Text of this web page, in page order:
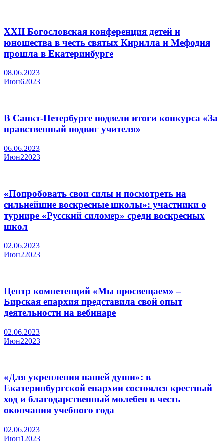
XXII Богословская конференция детей и
юношества в честь святых Кирилла и Мефодия
прошла в Екатеринбурге
08.06.2023
Июн62023
В Санкт-Петербурге подвели итоги конкурса «За
нравственный подвиг учителя»
06.06.2023
Июн22023
«Попробовать свои силы и посмотреть на
сильнейшие воскресные школы»: участники о
турнире «Русский силомер» среди воскресных
школ
02.06.2023
Июн22023
Центр компетенций «Мы просвещаем» –
Бирская епархия представила свой опыт
деятельности на вебинаре
02.06.2023
Июн22023
«Для укрепления нашей души»: в
Екатеринбургской епархии состоялся крестный
ход и благодарственный молебен в честь
окончания учебного года
02.06.2023
Июн1 2023